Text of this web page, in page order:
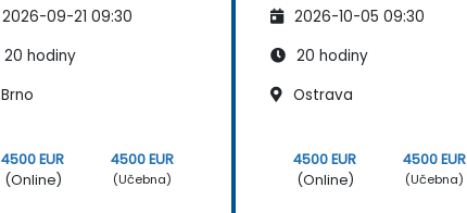
2026-09-21 09:30
20 hodiny
Brno
4500 EUR
(Online)
4500 EUR
(Učebna)
2026-10-05 09:30
20 hodiny
Ostrava
4500 EUR
(Online)
4500 EUR
(Učebna)